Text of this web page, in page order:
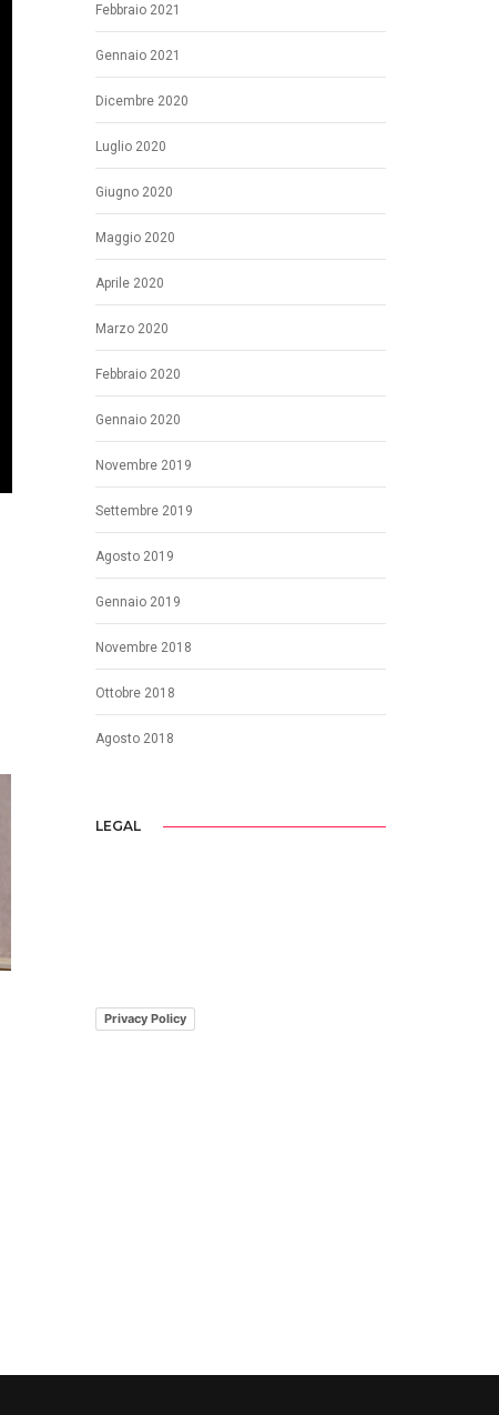
Febbraio 2021
Gennaio 2021
Dicembre 2020
Luglio 2020
Giugno 2020
Maggio 2020
Aprile 2020
Marzo 2020
Febbraio 2020
Gennaio 2020
Novembre 2019
Settembre 2019
Agosto 2019
Gennaio 2019
Novembre 2018
Ottobre 2018
Agosto 2018
LEGAL
Privacy Policy